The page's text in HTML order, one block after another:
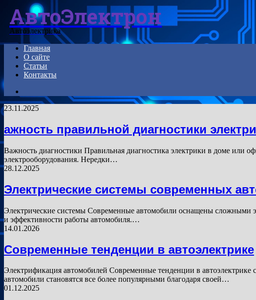
Menu
АвтоЭлектрон
Автоэлектрика
Главная
О сайте
Статьи
Контакты
for
23.11.2025
ажность правильной диагностики
Важность диагностики Правильная диагностика электрики в доме или
электрооборудования. Нередки…
28.12.2025
Электрические системы современных
Электрические системы Современные автомобили оснащены сложными
и эффективности работы автомобиля.…
14.01.2026
Современные тенденции в автоэлектрике
Электрификация автомобилей Современные тенденции в
автомобили становятся все более популярными благодаря своей…
01.12.2025